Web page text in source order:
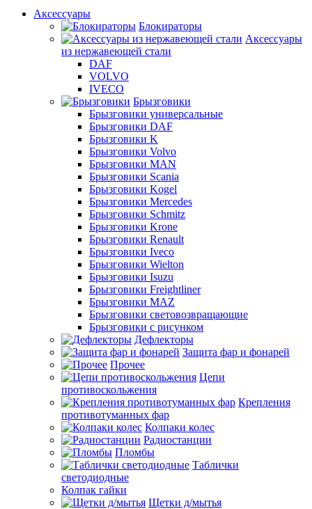
Аксессуары
Блокираторы
Аксессуары
из нержавеющей стали
DAF
VOLVO
IVECO
Брызговики
Брызговики универсальные
Брызговики DAF
Брызговики K
Брызговики Volvo
Брызговики MAN
Брызговики Scania
Брызговики Kogel
Брызговики Mercedes
Брызговики Schmitz
Брызговики Krone
Брызговики Renault
Брызговики Iveco
Брызговики Wielton
Брызговики Isuzu
Брызговики Freightliner
Брызговики MAZ
Брызговики световозвращающие
Брызговики с рисунком
Дефлекторы
Защита фар и фонарей
Прочее
Цепи
противоскольжения
Крепления
противотуманных фар
Колпаки колес
Радиостанции
Пломбы
Таблички
светодиодные
Колпак гайки
Щетки д/мытья